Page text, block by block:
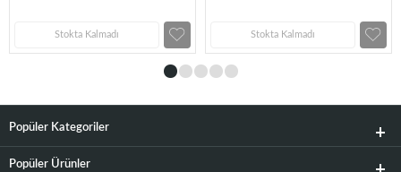
Stokta Kalmadı Stokta Kalmadı
Popüler Kategoriler
Popüler Ürünler